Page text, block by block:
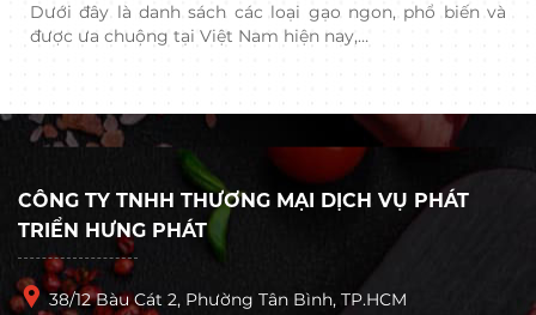
Dưới đây là danh sách các loại gạo ngon, phổ biến và
được ưa chuộng tại Việt Nam hiện nay,…
CÔNG TY TNHH THƯƠNG MẠI DỊCH VỤ PHÁT
TRIỂN HƯNG PHÁT
38/12 Bàu Cát 2, Phường Tân Bình, TP.HCM